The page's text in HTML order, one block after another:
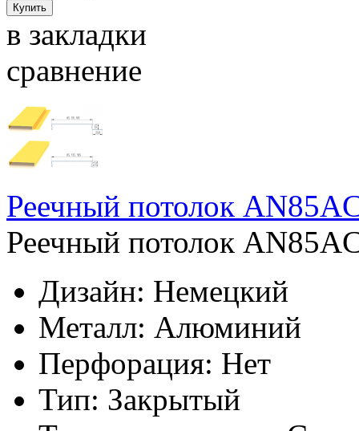
в закладки
сравнение
Реечный потолок
Реечный потолок
Дизайн: Немецкий
Металл: Алюминий
Перфорация: Нет
Тип: Закрытый